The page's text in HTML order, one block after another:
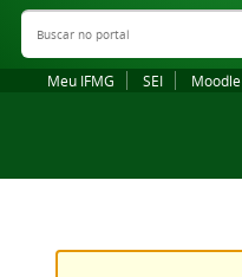
Buscar no portal
Meu IFMG SEI Moodle